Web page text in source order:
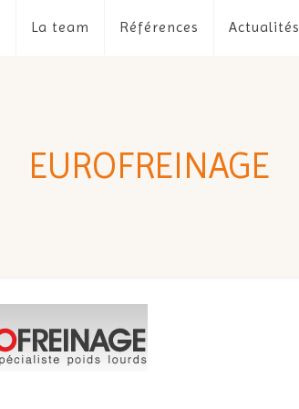
La team Références Actualités
EUROFREINAGE